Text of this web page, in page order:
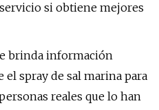
si obtiene mejores
brinda información
spray de sal marina para
reales que lo han